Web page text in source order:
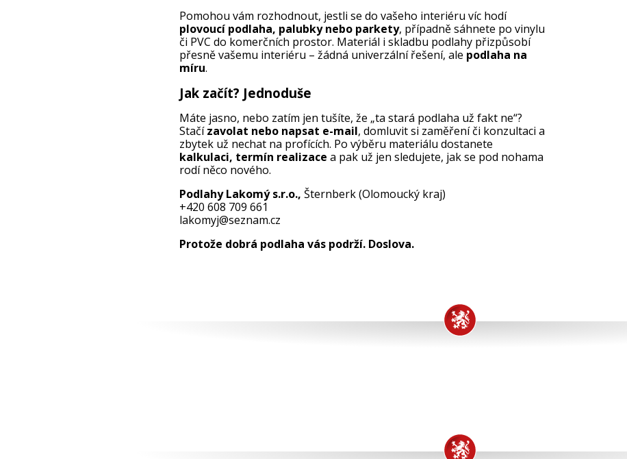
Pomohou vám rozhodnout, jestli se do vašeho interiéru víc hodí
plovoucí podlaha, palubky nebo parkety, případně sáhnete po vinylu
či PVC do komerčních prostor. Materiál i skladbu podlahy přizpůsobí
přesně vašemu interiéru – žádná univerzální řešení, ale podlaha na
míru.
Jak začít? Jednoduše
Máte jasno, nebo zatím jen tušíte, že „ta stará podlaha už fakt ne“?
Stačízavolat nebo napsat e-mail, domluvit si zaměření či konzultaci a
zbytek už nechat na profících. Po výběru materiálu dostanete
kalkulaci, termín realizace a pak už jen sledujete, jak se pod nohama
rodí něco nového.
Podlahy Lakomý s.r.o., Šternberk (Olomoucký kraj)
+420 608 709 661
lakomyj@seznam.cz
Protože dobrá podlaha vás podrží. Doslova.